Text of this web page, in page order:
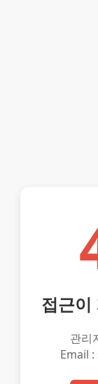
접근이
관리
Email